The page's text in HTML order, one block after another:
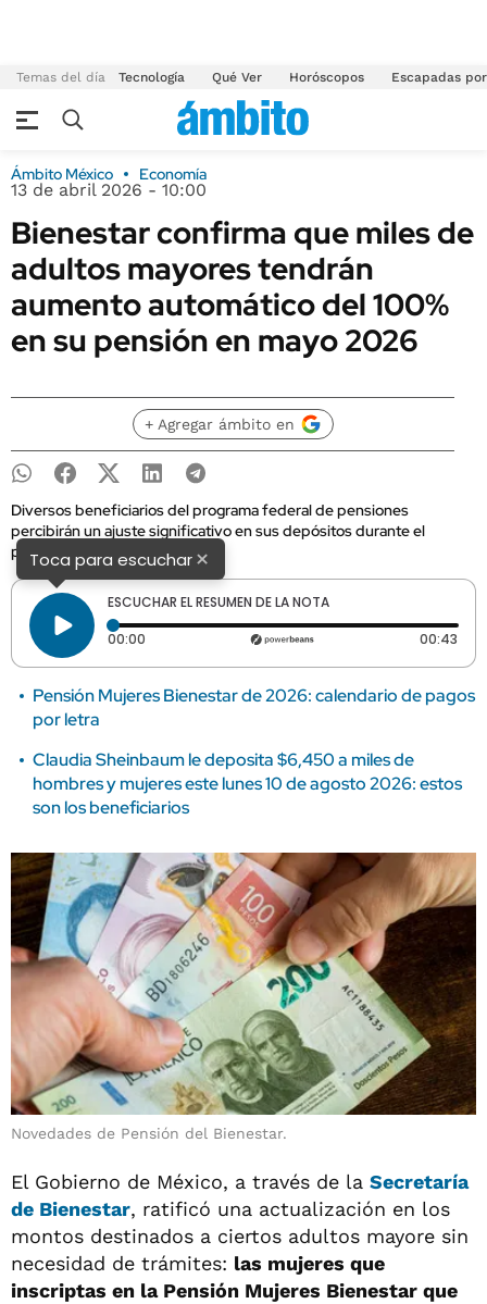
Temas del día Tecnología Qué Ver Horóscopos Escapadas
Ámbito México Economía
13 de abril 2026 - 10:00
Bienestar confirma que miles de
adultos mayores tendrán
aumento automático del 100%
en su pensión en mayo 2026
+ Agregar ámbito en
Diversos beneficiarios del programa federal de pensiones
percibirán un ajuste significativo en sus depósitos durante el
próximo periodo de pago.
Toca para escuchar×
ESCUCHAR EL RESUMEN DE LA NOTA
00:00 Tiempo transcurrido: 0 segundos 00:43
Pensión Mujeres Bienestar de 2026: calendario de pagos
por letra
Claudia Sheinbaum le deposita $6,450 a miles de
hombres y mujeres este lunes 10 de agosto 2026: estos
son los beneficiarios
Novedades de Pensión del Bienestar.
El Gobierno de México, a través de la Secretaría
de Bienestar, ratificó una actualización en los
montos destinados a ciertos adultos mayore sin
necesidad de trámites: las mujeres que
inscriptas en la Pensión Mujeres Bienestar que